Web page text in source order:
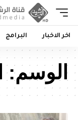
اخر الاخبار البرامج
الوسم: